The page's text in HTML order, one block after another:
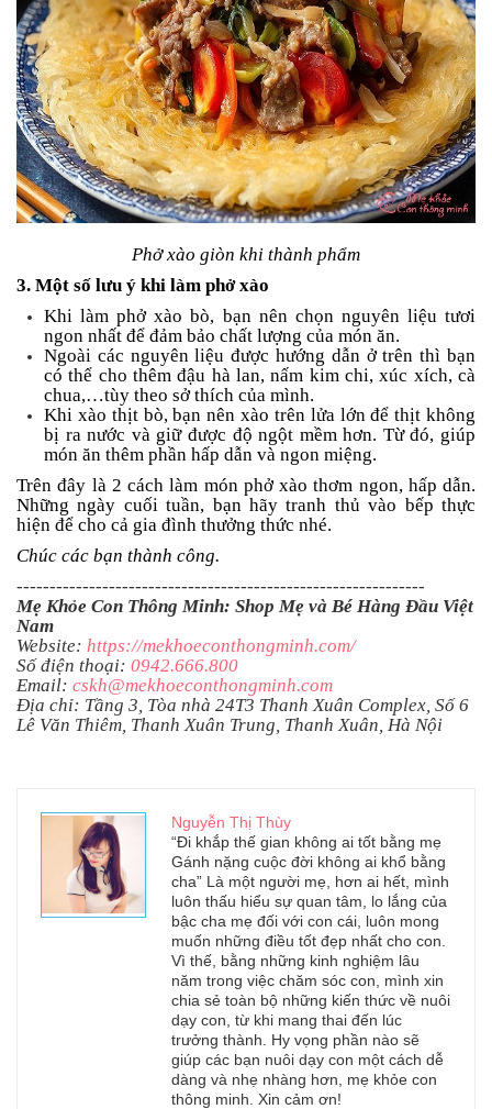
Phở xào giòn khi thành phẩm
3. Một số lưu ý khi làm phở xào
Khi làm phở xào bò, bạn nên chọn nguyên liệu tươi
ngon nhất để đảm bảo chất lượng của món ăn.
Ngoài các nguyên liệu được hướng dẫn ở trên thì bạn
có thể cho thêm đậu hà lan, nấm kim chi, xúc xích, cà
chua,…tùy theo sở thích của mình.
Khi xào thịt bò, bạn nên xào trên lửa lớn để thịt không
bị ra nước và giữ được độ ngột mềm hơn. Từ đó, giúp
món ăn thêm phần hấp dẫn và ngon miệng.
Trên đây là 2 cách làm món phở xào thơm ngon, hấp dẫn.
Những ngày cuối tuần, bạn hãy tranh thủ vào bếp thực
hiện để cho cả gia đình thưởng thức nhé.
Chúc các bạn thành công.
--------------------------------------------------------------
Mẹ Khỏe Con Thông Minh: Shop Mẹ và Bé Hàng Đầu Việt
Nam
Website: https://mekhoeconthongminh.com/
Số điện thoại: 0942.666.800
Email: cskh@mekhoeconthongminh.com
Địa chỉ: Tầng 3, Tòa nhà 24T3 Thanh Xuân Complex, Số 6
Lê Văn Thiêm, Thanh Xuân Trung, Thanh Xuân, Hà Nội
Nguyễn Thị Thùy
“Đi khắp thế gian không ai tốt bằng mẹ
Gánh nặng cuộc đời không ai khổ bằng
cha” Là một người mẹ, hơn ai hết, mình
luôn thấu hiểu sự quan tâm, lo lắng của
bậc cha mẹ đối với con cái, luôn mong
muốn những điều tốt đẹp nhất cho con.
Vì thế, bằng những kinh nghiệm lâu
năm trong việc chăm sóc con, mình xin
chia sẻ toàn bộ những kiến thức về nuôi
dạy con, từ khi mang thai đến lúc
trưởng thành. Hy vọng phần nào sẽ
giúp các bạn nuôi dạy con một cách dễ
dàng và nhẹ nhàng hơn, mẹ khỏe con
thông minh. Xin cảm ơn!